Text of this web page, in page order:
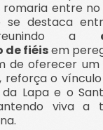
entre no
se destaca
reunindo a
de fiéisem
de oferecer
reforça o
Lapa e o
viva